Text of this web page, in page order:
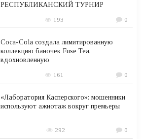
РЕСПУБЛИКАНСКИЙ ТУРНИР
193 0
Coca-Cola создала лимитированную
коллекцию баночек Fuse Tea,
вдохновленную
161 0
«Лаборатория Касперского»: мошенники
используют ажиотаж вокруг премьеры
292 0